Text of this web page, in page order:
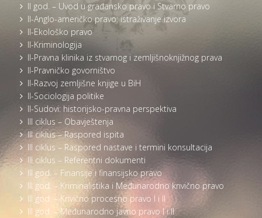
II god. – Uvod u građansko pravo i Stvarno pravo
II-Anglo-američko pravo: istraživanje izvora
II-Ekološko pravo
II-Kriminologija
II-Pravna klinika iz stvarnog i zemljišnoknjižnog prava
II-Pravničko govorništvo
II-Razvoj zemljišne knjige u BiH
II-Sociologija politike
II-Sudovi: historijsko-pravna perspektiva
III ciklus – Obavještenja
III ciklus – Raspored ispita
III ciklus – Raspored nastave i termini konsultacija
III ciklus – Referentni dokumenti
III god. – Finansije i finansijsko pravo
III god. – Kriminalistika i Međunarodno krivično pravo
III god. – Krivično procesno pravo I i II
III god. – Međunarodno javno pravo I i II